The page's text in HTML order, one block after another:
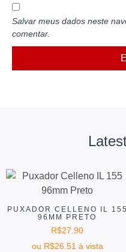
Salvar meus dados neste
comentar.
PUXADOR CELLENO IL 155
96MM PRETO
R$27.90
ou R$26.51 à vista